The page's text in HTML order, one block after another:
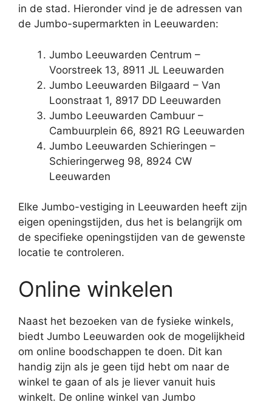
in de stad. Hieronder vind je de adressen van
de Jumbo-supermarkten in Leeuwarden:
Jumbo Leeuwarden Centrum –
Voorstreek 13, 8911 JL Leeuwarden
Jumbo Leeuwarden Bilgaard – Van
Loonstraat 1, 8917 DD Leeuwarden
Jumbo Leeuwarden Cambuur –
Cambuurplein 66, 8921 RG Leeuwarden
Jumbo Leeuwarden Schieringen –
Schieringerweg 98, 8924 CW
Leeuwarden
Elke Jumbo-vestiging in Leeuwarden heeft zijn
eigen openingstijden, dus het is belangrijk om
de specifieke openingstijden van de gewenste
locatie te controleren.
Online winkelen
Naast het bezoeken van de fysieke winkels,
biedt Jumbo Leeuwarden ook de mogelijkheid
om online boodschappen te doen. Dit kan
handig zijn als je geen tijd hebt om naar de
winkel te gaan of als je liever vanuit huis
winkelt. De online winkel van Jumbo